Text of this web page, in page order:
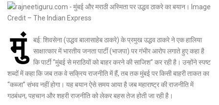
मुं
बई: शिवसेना (उद्धव बालासाहेब ठाकरे) के प्रमुख उद्धव ठाकरे ने एक हालिया
साक्षात्कार में भारतीय जनता पार्टी (भाजपा) पर गंभीर आरोप लगाते हुए कहा है
कि पार्टी “मुंबई से मराठियों को बाहर करने की साजिश” कर रही है। उन्होंने स्पष्ट
शब्दों में कहा कि जब तक वे सक्रिय राजनीति में हैं, तब तक मुंबई पर किसी बाहरी ताकत का
“कब्जा” संभव नहीं होगा। यह बयान ऐसे समय आया है जब महाराष्ट्र की राजनीति में
गठबंधन, पहचान और शहरी राजनीति को लेकर बहस तेज होती जा रही है।